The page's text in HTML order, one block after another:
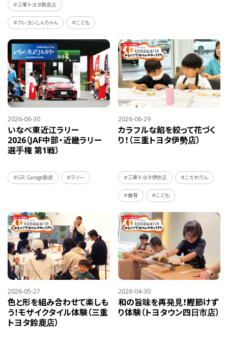
＃三重トヨタ鈴鹿店
＃クレヨンしんちゃん ＃こども
2026-06-30
いなべ東近江ラリー
2026（JAF中部・近畿ラリー
選手権 第1戦）
＃GR Garage鈴鹿 ＃ラリー
2026-06-29
カラフルな餡を絞って花づく
り！（三重トヨタ伊勢店）
＃三重トヨタ伊勢店 ＃こだわりん
＃食育 ＃こども
2026-05-27
色と形を組み合わせて楽しも
う！モザイクタイル体験（三重
トヨタ鈴鹿店）
2026-04-30
和の旨味を再発見！鰹節けず
り体験（トヨタウン四日市店）